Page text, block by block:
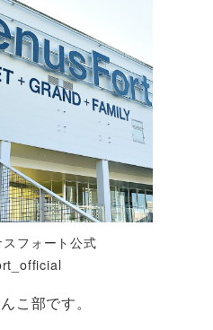
フォート公式
こ部です。